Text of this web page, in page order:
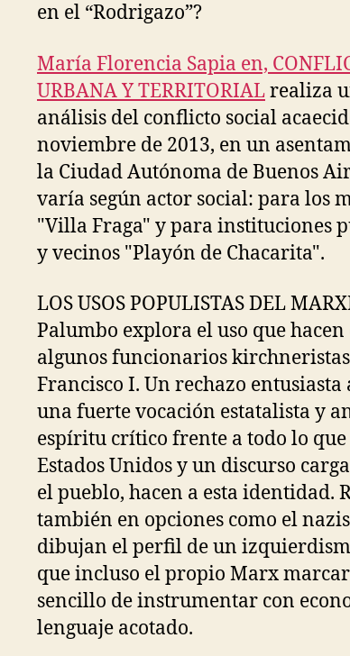
en el “Rodrigazo”?
María Florencia Sapia en,
URBANA Y TERRITORIALrealiza
análisis del conflicto social
noviembre de 2013, en un
la Ciudad Autónoma de Buenos
varía según actor social: para los
"Villa Fraga" y para instituciones
y vecinos "Playón de Chacarita".
LOS USOS POPULISTAS DEL
Palumbo explora el uso que hacen
algunos funcionarios
Francisco I. Un rechazo entusiasta
una fuerte vocación estatalista y
espíritu crítico frente a todo lo
Estados Unidos y un discurso
el pueblo, hacen a esta identidad.
también en opciones como el
dibujan el perfil de un
que incluso el propio Marx
sencillo de instrumentar con
lenguaje acotado.